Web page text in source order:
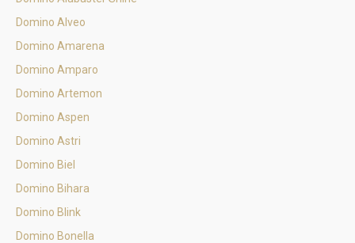
Domino Alveo
Domino Amarena
Domino Amparo
Domino Artemon
Domino Aspen
Domino Astri
Domino Biel
Domino Bihara
Domino Blink
Domino Bonella